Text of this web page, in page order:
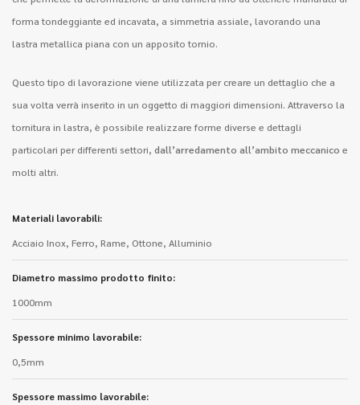
forma tondeggiante ed incavata, a simmetria assiale, lavorando una
lastra metallica piana con un apposito tornio.
Questo tipo di lavorazione viene utilizzata per creare un dettaglio che a
sua volta verrà inserito in un oggetto di maggiori dimensioni. Attraverso la
tornitura in lastra, è possibile realizzare forme diverse e dettagli
particolari per differenti settori, dall’arredamento all’ambito meccanico e
molti altri.
Materiali lavorabili:
Acciaio Inox, Ferro, Rame, Ottone, Alluminio
Diametro massimo prodotto finito:
1000mm
Spessore minimo lavorabile:
0,5mm
Spessore massimo lavorabile: